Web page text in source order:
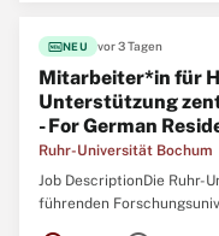
fiber_newNEU vor 3 Tagen
Mitarbeiter*in für
Unterstützung
- For German
Ruhr-Universität Bochum
Job DescriptionDie Ruhr-
führenden